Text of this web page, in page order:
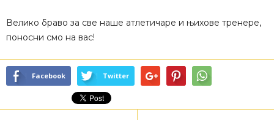
Велико браво за све наше атлетичаре и њихове тренере,
поносни смо на вас!
Facebook Twitter